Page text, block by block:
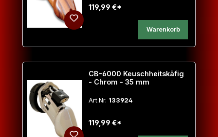
119,99 €*
Warenkorb
CB-6000 Keuschheitskäfig
- Chrom - 35 mm
Art.Nr. 133924
119,99 €*